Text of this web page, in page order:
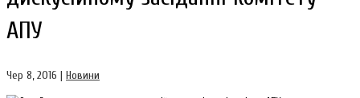
АПУ
Чер 8, 2016 | Новини